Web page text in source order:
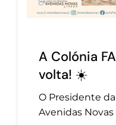
A Colónia
volta! ☀️
O Presidente
Avenidas Novas